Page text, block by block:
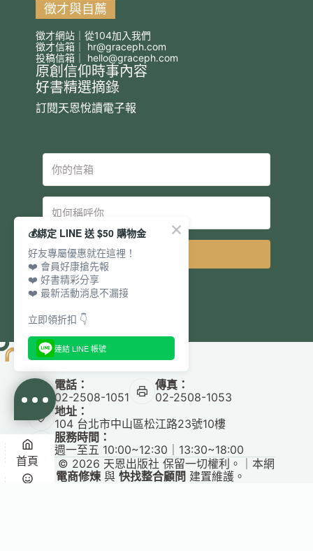
徵才與自薦
徵才網站｜從104加入我們
徵才信箱｜ hr@graceph.com
投稿信箱｜ hello@graceph.com
原創信仰時事內容
好書精選摘錄
訂閱天恩悅讀電子報
電話：
02-2508-1051
傳真：
02-2508-1053
地址：
104 台北市中山區松江路23號10樓
服務時間：
週一至五 10:00~12:30｜13:30~18:00
Copyright © 2026 天恩出版社 保留一切權利。｜本網
站由 電商修煉與快找整合顧問 建置維護。
首頁
💰綁定 LINE 送 $50 購物金
好友專屬優惠就在這裡！
❤️ 會員好康搶先報
❤️ 好書精彩分享
❤️ 最新活動消息不漏接
立即領折扣 👇
連結 LINE 帳號